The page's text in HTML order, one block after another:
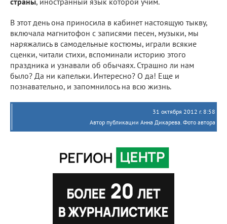
В этот день она приносила в кабинет настоящую тыкву,
включала магнитофон с записями песен, музыки, мы
наряжались в самодельные костюмы, играли всякие
сценки, читали стихи, вспоминали историю этого
праздника и узнавали об обычаях. Страшно ли нам
было? Да ни капельки. Интересно? О да! Еще и
познавательно, и запомнилось на всю жизнь.
31 октября 2012 г. 8:58
Автор публикации Анна Дикарева. Фото автора